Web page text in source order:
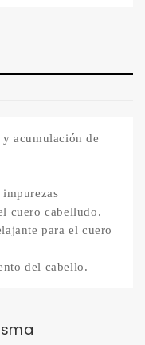
acumulación de
cuero cabelludo.
para el cuero
del cabello.